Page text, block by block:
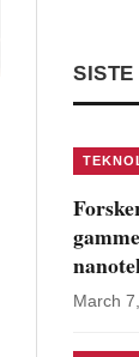
SISTE
March